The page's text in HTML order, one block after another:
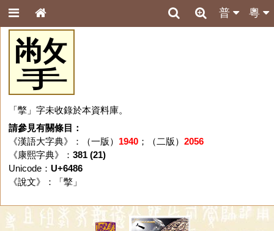
粵
普
撆
「撆」字未收錄於本資料庫。
請參見有關條目：
《漢語大字典》：（一版） 1940；（二版） 2056
《康熙字典》： 381 (21)
Unicode： U+6486
《說文》：「 撆」